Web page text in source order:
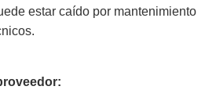
estar caído por mantenimiento